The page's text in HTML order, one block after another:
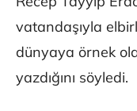
vatandaşıyla
dünyaya örnek
yazdığını söyledi.